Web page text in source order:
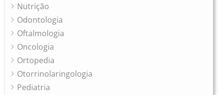
Nutrição
Odontologia
Oftalmologia
Oncologia
Ortopedia
Otorrinolaringologia
Pediatria